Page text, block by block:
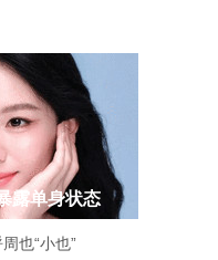
露单身状态
也“小也”